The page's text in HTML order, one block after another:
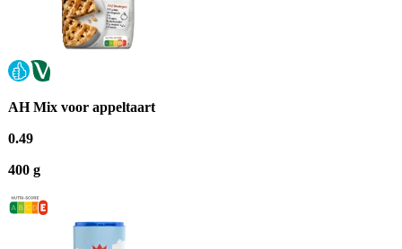
AH Mix voor appeltaart
0.49
400 g